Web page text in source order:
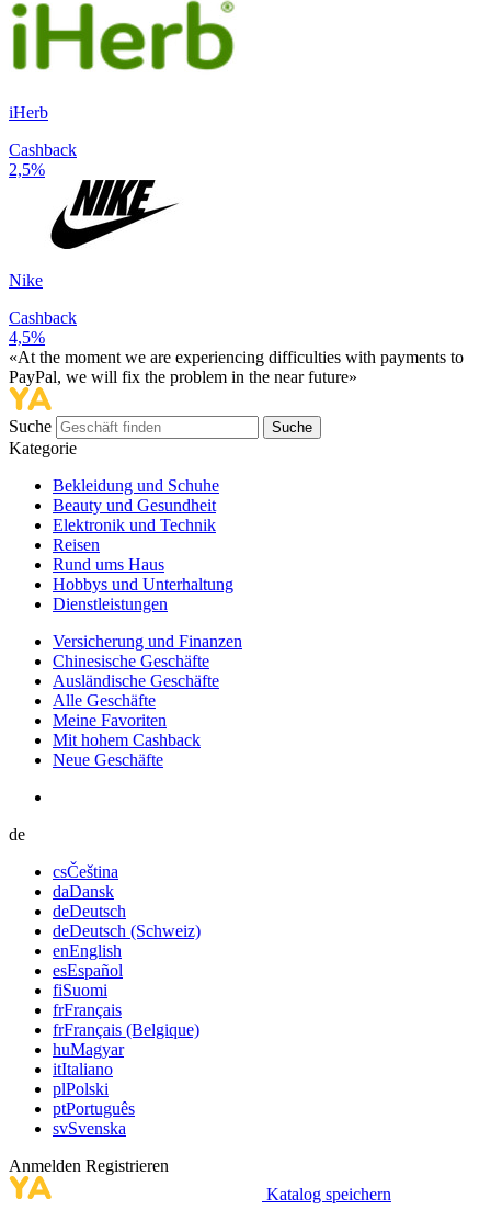
iHerb
Cashback
2,5%
Nike
Cashback
4,5%
«At the moment we are experiencing difficulties with payments to
PayPal, we will fix the problem in the near future»
Suche Suche
Kategorie
Bekleidung und Schuhe
Beauty und Gesundheit
Elektronik und Technik
Reisen
Rund ums Haus
Hobbys und Unterhaltung
Dienstleistungen
Versicherung und Finanzen
Chinesische Geschäfte
Ausländische Geschäfte
Alle Geschäfte
Meine Favoriten
Mit hohem Cashback
Neue Geschäfte
de
csČeština
daDansk
deDeutsch
deDeutsch (Schweiz)
enEnglish
esEspañol
fiSuomi
frFrançais
frFrançais (Belgique)
huMagyar
itItaliano
plPolski
ptPortuguês
svSvenska
Anmelden Registrieren
Katalog speichern